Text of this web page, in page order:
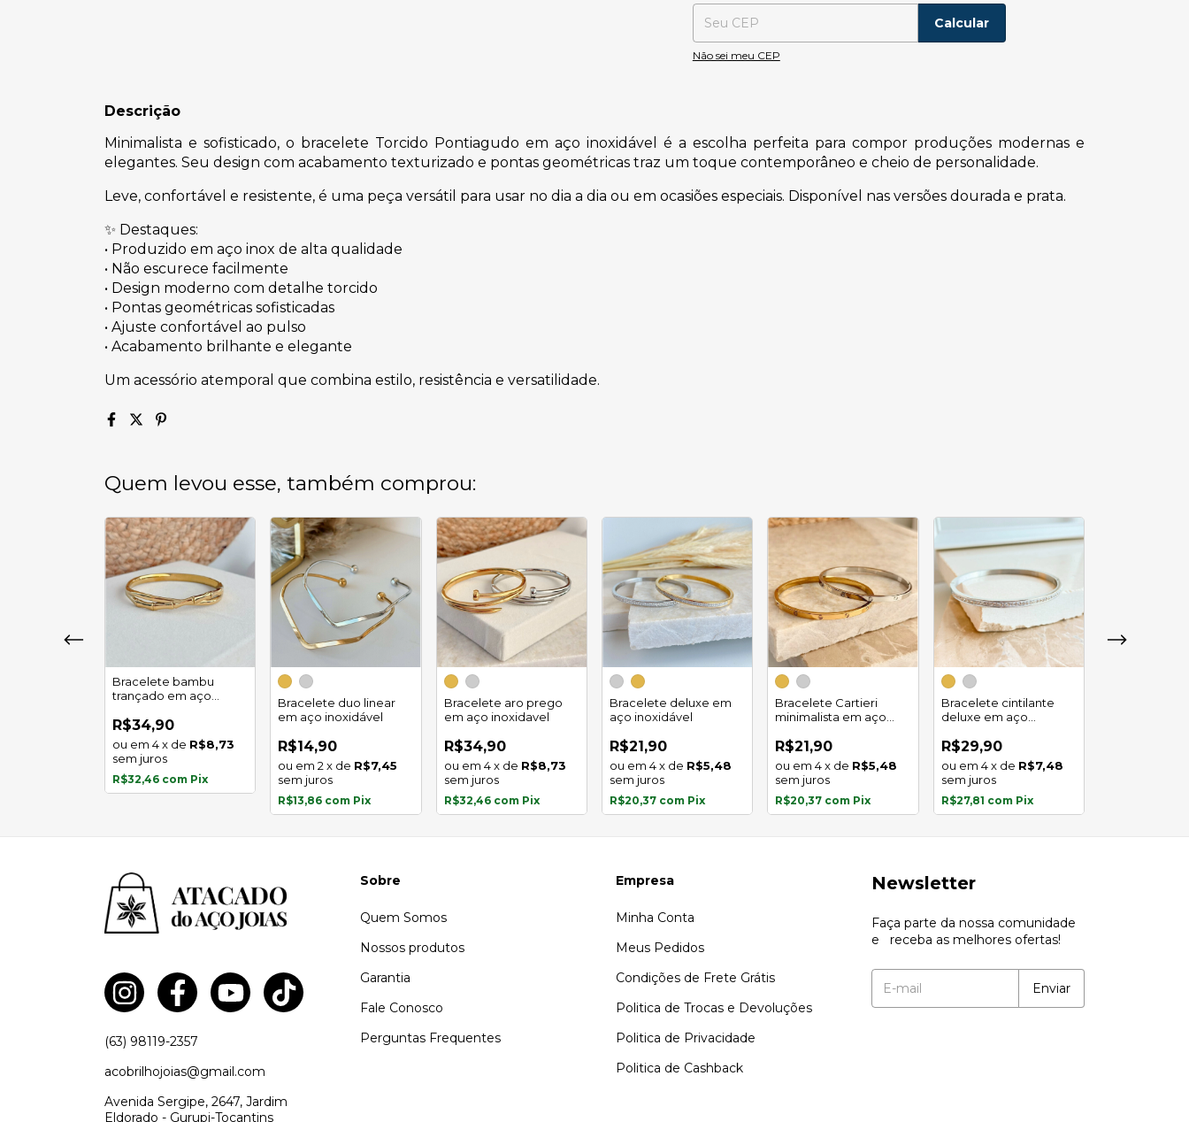
Calcular
Não sei meu CEP
Descrição
Minimalista e sofisticado, o bracelete Torcido Pontiagudo em aço inoxidável é a escolha perfeita para compor produções modernas e
elegantes. Seu design com acabamento texturizado e pontas geométricas traz um toque contemporâneo e cheio de personalidade.
Leve, confortável e resistente, é uma peça versátil para usar no dia a dia ou em ocasiões especiais. Disponível nas versões dourada e prata.
✨ Destaques:
• Produzido em aço inox de alta qualidade
• Não escurece facilmente
• Design moderno com detalhe torcido
• Pontas geométricas sofisticadas
• Ajuste confortável ao pulso
• Acabamento brilhante e elegante
Um acessório atemporal que combina estilo, resistência e versatilidade.
Quem levou esse, também comprou:
Bracelete bambu
trançado em aço
R$34,90
4x de R$8,73
sem juros
R$32,46 com Pix
Bracelete duo linear
em aço inoxidável
R$14,90
2 x de R$7,45
sem juros
R$13,86 com Pix
Bracelete aro prego
em aço inoxidavel
R$34,90
4 x de R$8,73
sem juros
R$32,46 com Pix
Bracelete deluxe em
aço inoxidável
R$21,90
4x de R$5,48
sem juros
R$20,37 com Pix
Bracelete Cartieri
minimalista em aço
R$21,90
4 x de R$5,48
sem juros
R$20,37 com Pix
Bracelete cintilante
deluxe em aço
R$29,90
4 x de R$7,48
sem juros
R$27,81 com Pix
(63) 98119-2357
acobrilhojoias@gmail.com
Avenida Sergipe, 2647, Jardim
Eldorado - Gurupi-Tocantins
Sobre
Quem Somos
Nossos produtos
Garantia
Fale Conosco
Perguntas Frequentes
Empresa
Minha Conta
Meus Pedidos
Condições de Frete Grátis
Politica de Trocas e Devoluções
Politica de Privacidade
Politica de Cashback
Newsletter
Faça parte da nossa comunidade
e receba as melhores ofertas!